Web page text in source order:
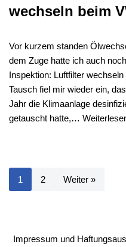
wechseln beim
Vor kurzem standen
dem Zuge hatte ich auch
Inspektion: Luftfilter
Tausch fiel mir wieder ein,
Jahr die Klimaanlage
getauscht hatte,…
1 2 Weiter »
Impressum und